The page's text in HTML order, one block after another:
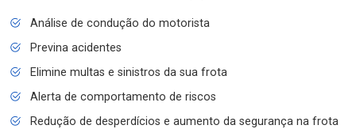
Análise de condução do motorista
Previna acidentes
Elimine multas e sinistros da sua frota
Alerta de comportamento de riscos
Redução de desperdícios e aumento da segurança na frota